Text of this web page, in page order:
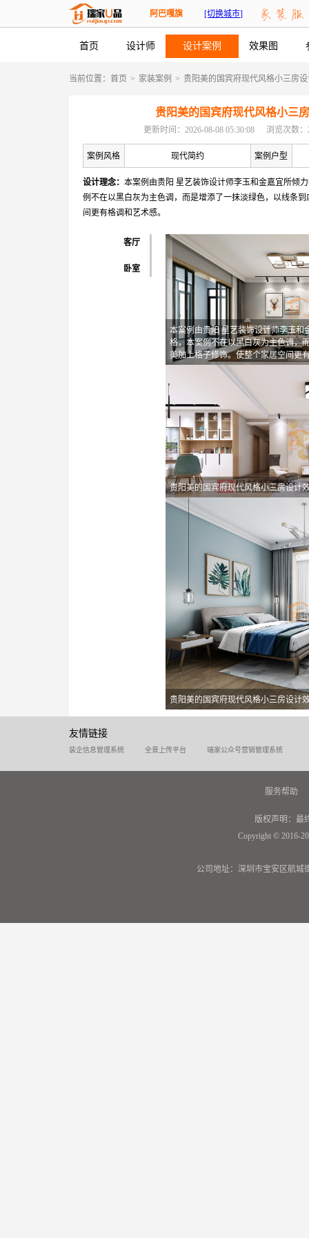
阿巴嘎旗 [切换城市]
首页 设计师 设计案例 效果图
当前位置： 首页 > 家装案例 > 贵阳美的国宾府现代风格小三房
贵阳美的国宾府现代风格小三
更新时间：2026-08-08 05:30:08 浏览次数：
案例风格 现代简约 案例户型
设计理念： 本案例由贵阳 星艺装饰设计师李玉和金嘉宜所倾
例不在以黑白灰为主色调，而是增添了一抹淡绿色，以线条
间更有格调和艺术感。
客厅
卧室
本案例由贵阳 星艺装饰设计师李玉和
格，本案例不在以黑白灰为主色调，
美加上格子修饰。使整个家居空间更
贵阳美的国宾府现代风格小三房设计
贵阳美的国宾府现代风格小三房设计
友情链接
装企信息管理系统 全景上传平台 瑞家公众号营销管理系统
服务帮助
版权声明：最
Copyright © 2016-
公司地址：深圳市宝安区航城